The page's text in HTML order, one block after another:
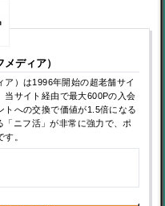
ディア）
ア）は1996年開始の超老舗サイ
当サイト経由で最大600Pの入会
トへの交換で価値が1.5倍になる
「ニフ活」が非常に強力で、ポ
。